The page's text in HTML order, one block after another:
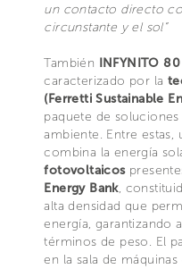
un contacto directo
circunstante y el sol”
También INFYNITO 80
caracterizado por la
(Ferretti Sustainable
paquete de
ambiente. Entre estas,
combina la energía
fotovoltaicos
Energy Bank,
alta densidad que
energía, garantizando
términos de peso. El
en la sala de